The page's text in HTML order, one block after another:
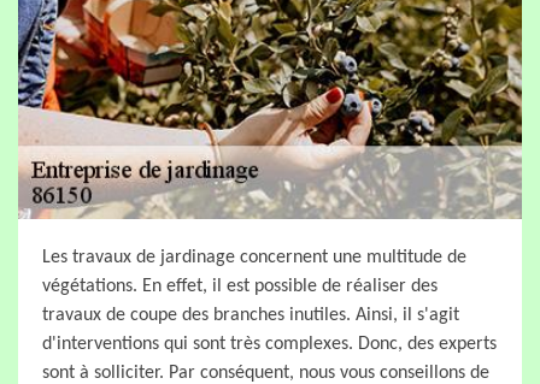
Les travaux de jardinage concernent une multitude de
végétations. En effet, il est possible de réaliser des
travaux de coupe des branches inutiles. Ainsi, il s'agit
d'interventions qui sont très complexes. Donc, des experts
sont à solliciter. Par conséquent, nous vous conseillons de